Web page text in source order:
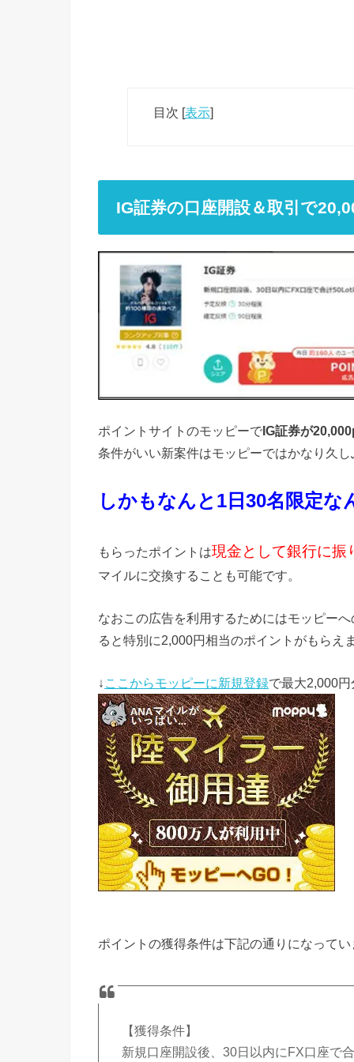
目次 [表示]
IG証券の口座開設＆取引で
ポイントサイトのモッピーでIG証券が20
条件がいい新案件はモッピーではかなり久
しかもなんと1日30名限定な
もらったポイントは現金として銀行に振
マイルに交換することも可能です。
なおこの広告を利用するためにはモッピー
ると特別に2,000円相当のポイントがもらえ
↓ ここからモッピーに新規登録で最大2,000
ポイントの獲得条件は下記の通りになってい
【獲得条件】
新規口座開設後、30日以内にFX口座で